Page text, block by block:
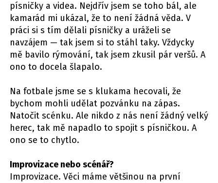
písničky a videa. Nejdřív jsem se toho bál, ale
kamarád mi ukázal, že to není žádná věda. V
práci si s tím dělali písničky a uráželi se
navzájem — tak jsem si to stáhl taky. Vždycky
mě bavilo rýmování, tak jsem zkusil pár veršů. A
ono to docela šlapalo.
Na fotbale jsme se s klukama hecovali, že
bychom mohli udělat pozvánku na zápas.
Natočit scénku. Ale nikdo z nás není žádný velký
herec, tak mě napadlo to spojit s písničkou. A
ono se to chytlo.
Improvizace nebo scénář?
Improvizace. Věci máme většinou na první